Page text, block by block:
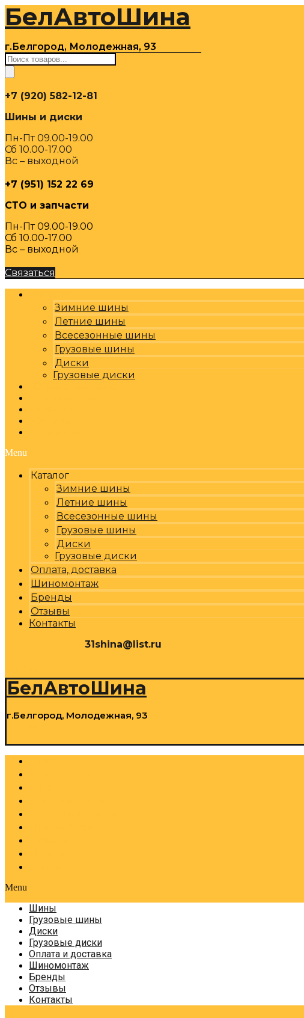
Перейти
содержимому
БелАвтоШина
г.Белгород, Молодежная, 93
Поиск
товаров
+7 (920) 582-12-81
Шины и диски
Пн-Пт 09.00-19.00
Сб 10.00-17.00
Вс – выходной
+7 (951) 152 22 69
СТО и запчасти
Пн-Пт 09.00-19.00
Сб 10.00-17.00
Вс – выходной
Связаться
Зимние шины
Летние шины
Всесезонные шины
Грузовые шины
Диски
Грузовые диски
Menu
Каталог
Зимние шины
Летние шины
Всесезонные шины
Грузовые шины
Диски
Грузовые диски
Оплата, доставка
Шиномонтаж
Бренды
Отзывы
Контакты
31shina@list.ru
БелАвтоШина
г.Белгород, Молодежная, 93
Menu
Шины
Грузовые шины
Диски
Грузовые диски
Оплата и доставка
Шиномонтаж
Бренды
Отзывы
Контакты